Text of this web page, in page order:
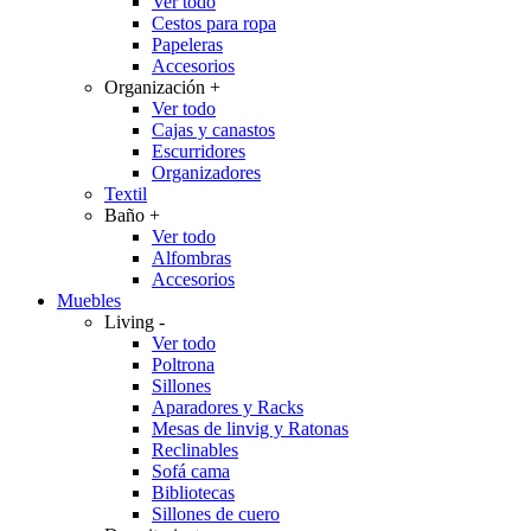
Cestos para ropa
Papeleras
Accesorios
Organización +
Ver todo
Cajas y canastos
Escurridores
Organizadores
Textil
Baño +
Ver todo
Alfombras
Accesorios
Muebles
Living -
Ver todo
Poltrona
Sillones
Aparadores y Racks
Mesas de linvig y Ratonas
Reclinables
Sofá cama
Bibliotecas
Sillones de cuero